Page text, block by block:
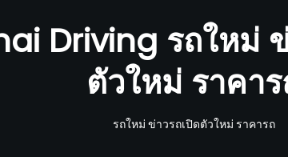
Driving รถใหม่
ตัวใหม่ ราคา
รถใหม่ ข่าวรถเปิดตัวใหม่ ราคารถ